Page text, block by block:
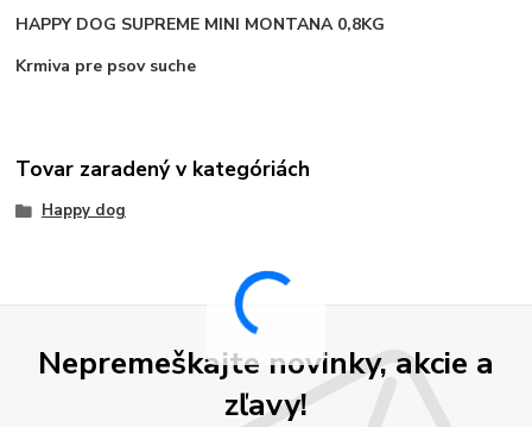
HAPPY DOG SUPREME MINI MONTANA 0,8KG
Krmiva pre psov suche
Tovar zaradený v kategóriách
Happy dog
Nepremeškajte novinky, akcie a
zľavy!